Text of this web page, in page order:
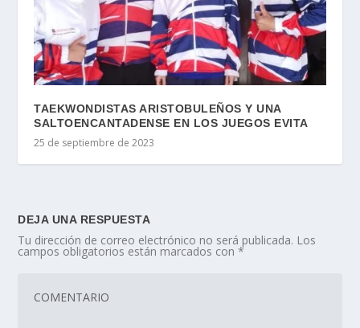
TAEKWONDISTAS ARISTOBULEÑOS Y UNA
SALTOENCANTADENSE EN LOS JUEGOS EVITA
25 de septiembre de 2023
DEJA UNA RESPUESTA
Tu dirección de correo electrónico no será publicada. Los
campos obligatorios están marcados con*